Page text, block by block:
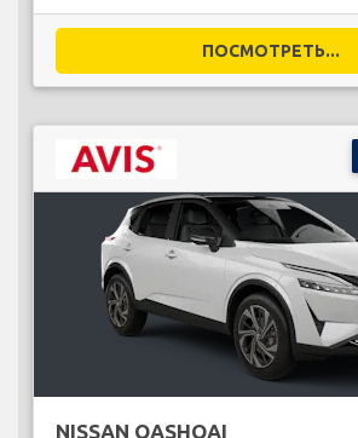
ПОСМОТРЕТЬ...
NISSAN QASHQAI